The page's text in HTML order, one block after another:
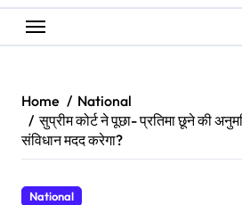
Home
National
सुप्रीम कोर्ट ने पूछा- प्रतिमा छूने की
संविधान मदद करेगा?
National